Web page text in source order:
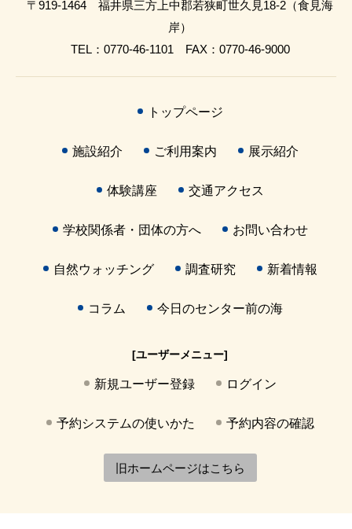
〒919-1464 福井県三方上中郡若狭町世久見18-2（食見海
岸）
TEL：0770-46-1101 FAX：0770-46-9000
トップページ
施設紹介 ご利用案内 展示紹介
体験講座 交通アクセス
学校関係者・団体の方へ お問い合わせ
自然ウォッチング 調査研究 新着情報
コラム 今日のセンター前の海
[ユーザーメニュー]
新規ユーザー登録 ログイン
予約システムの使いかた 予約内容の確認
旧ホームページはこちら